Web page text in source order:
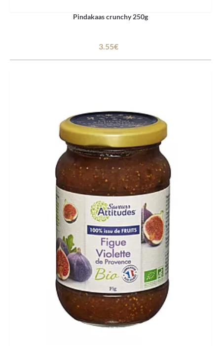
Pindakaas crunchy 250g
3.55€